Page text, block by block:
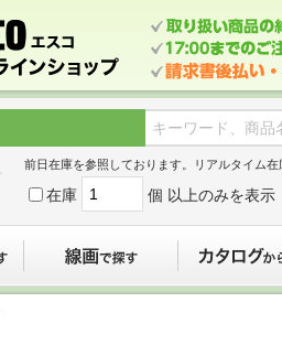
前日在庫を参照しております。リアルタイム
在庫 個 以上のみを表示